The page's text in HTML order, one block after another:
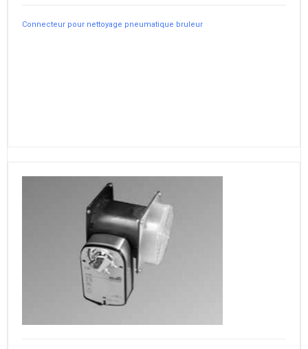
Connecteur pour nettoyage pneumatique bruleur